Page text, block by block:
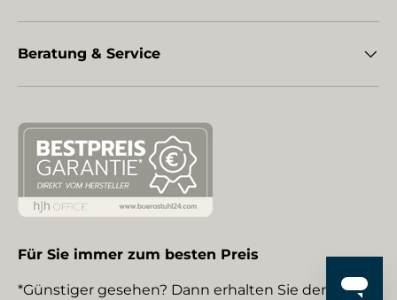
Beratung & Service
Für Sie immer zum besten Preis
*Günstiger gesehen? Dann erhalten Sie den